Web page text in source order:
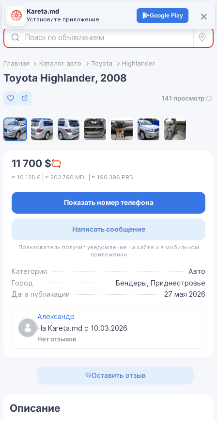
Войти +
Все
Главная Каталог авто Toyota Highlander
Toyota Highlander, 2008
Добавить в избранное
141 просмотр
11 700 $
≈ 10 128 € | ≈ 203 790 MDL | ≈ 190 398 PRB
Показать номер телефона
Написать сообщение
Пользователь получит уведомление на сайте и в мобильном
приложении
Категория
Авто
Город
Бендеры, Приднестровье
Дата публикации
27 мая 2026
Александр
На Kareta.md с 10.03.2026
Нет отзывов
Оставить отзыв
Описание
×
Kareta.md
Установите приложение
Google Play